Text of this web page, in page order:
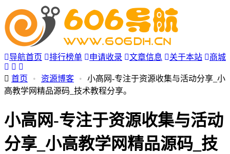
导航首页 排行榜单 申请收录 文章信息 关于本站 商城
首页 • 资源博客 •
小高网-专注于资源收集与活动分享_小
高教学网精品源码_技术教程分享。
小高网-专注于资源收集与活动
分享_小高教学网精品源码_技